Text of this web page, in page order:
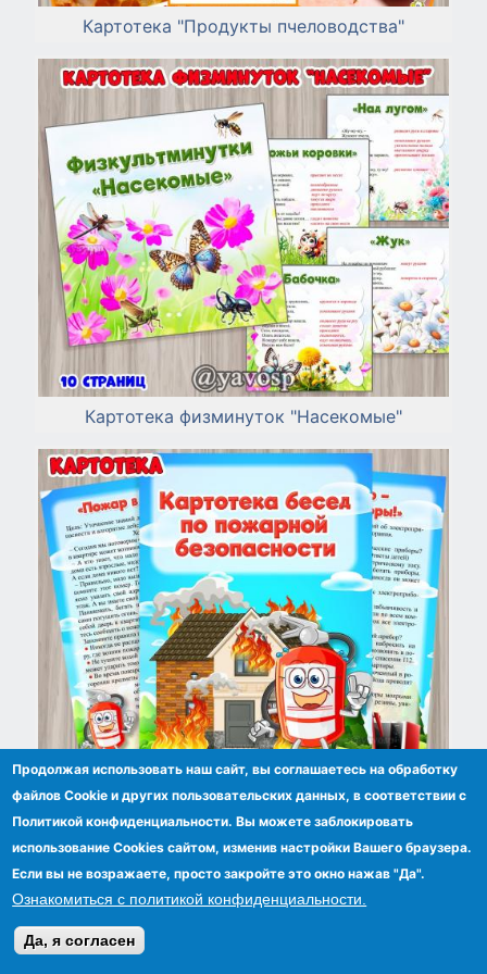
Картотека "Продукты пчеловодства"
Картотека физминуток "Насекомые"
Картотека бесед по пожарной безопасности
Продолжая использовать наш сайт, вы соглашаетесь на обработку
файлов Сookie и других пользовательских данных, в соответствии с
Политикой конфиденциальности. Вы можете заблокировать
использование Cookies сайтом, изменив настройки Вашего браузера.
Если вы не возражаете, просто закройте это окно нажав "Да".
Ознакомиться с политикой конфиденциальности.
Да, я согласен